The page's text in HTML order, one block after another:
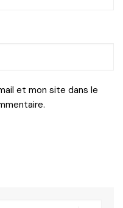
et mon site dans le